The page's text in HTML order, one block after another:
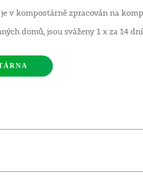
v kompostárně zpracován na
domů, jsou sváženy 1 x za 14